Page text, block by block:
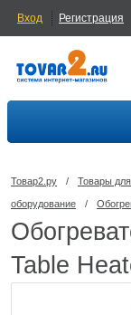
Вход Регистрация
Товар2.ру / Товары
оборудование /
Table